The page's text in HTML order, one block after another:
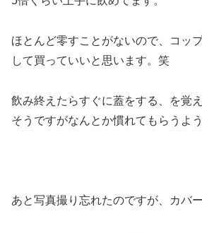
ほとんど零すことがないので、コッ
して買っていいと思います。笑
飲み終えたらすぐに蓋をする、を覚
そうですがなんとか慣れてもらうよ
あと写真撮り忘れたのですが、カバー